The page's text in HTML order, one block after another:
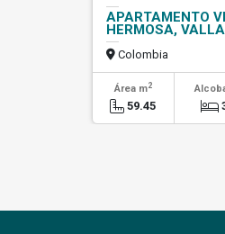
APARTAMENTO
HERMOSA,
Colombia
Área m2
59.45